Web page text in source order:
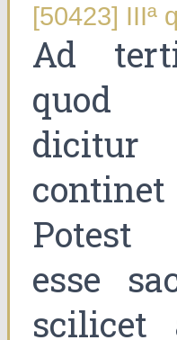
[50423] IIIª
Ad
quod
Potest
esse
scilicet